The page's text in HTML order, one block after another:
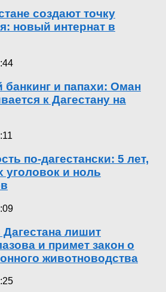
создают точку
новый интернат в
банкинг и папахи: Оман
к Дагестану на
по-дагестански: 5 лет,
уголовок и ноль
лишит
и примет закон о
животноводства